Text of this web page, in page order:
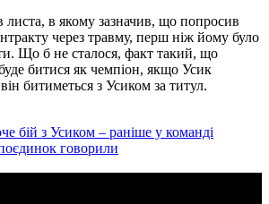
листа, в якому зазначив, що попросив
через травму, перш ніж йому було
Що б не сталося, факт такий, що
битися як чемпіон, якщо Усик
битиметься з Усиком за титул.
бій з Усиком – раніше у команді
говорили